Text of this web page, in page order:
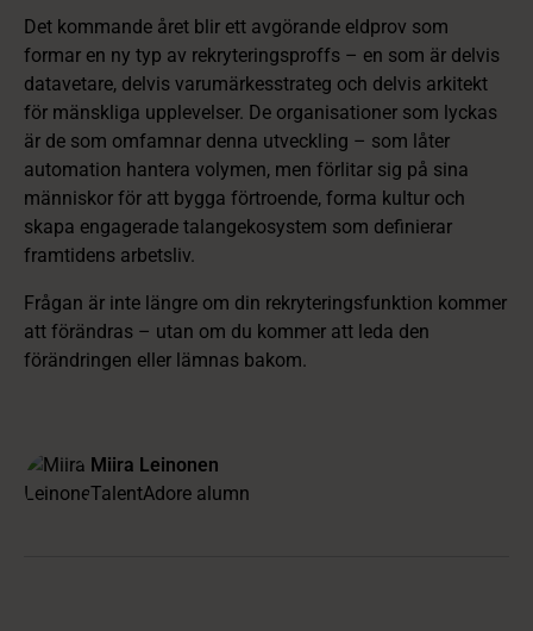
Det kommande året blir ett avgörande eldprov som
formar en ny typ av rekryteringsproffs – en som är delvis
datavetare, delvis varumärkesstrateg och delvis arkitekt
för mänskliga upplevelser. De organisationer som lyckas
är de som omfamnar denna utveckling – som låter
automation hantera volymen, men förlitar sig på sina
människor för att bygga förtroende, forma kultur och
skapa engagerade talangekosystem som definierar
framtidens arbetsliv.
Frågan är inte längre om din rekryteringsfunktion kommer
att förändras – utan om du kommer att leda den
förändringen eller lämnas bakom.
Miira Leinonen
TalentAdore alumn